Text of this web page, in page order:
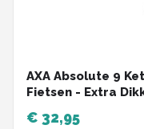
AXA Absolute 9
Fietsen - Extra
€ 32,95